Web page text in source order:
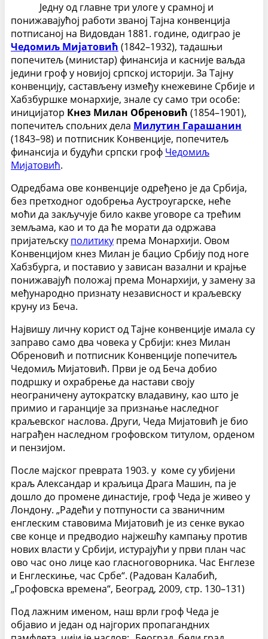
Једну од главне три улоге у срамној и
понижавајућој работи званој Тајна конвенција
потписаној на Видовдан 1881. године, одиграо је
Чедомиљ Мијатовић (1842–1932), тадашњи
попечитељ (министар) финансија и касније ваљда
једини гроф у новијој српској историји. За Тајну
конвенцију, састављену између кнежевине Србије и
Хабзбуршке монархије, знале су само три особе:
иницијатор Кнез Милан Обреновић (1854–1901),
попечитељ спољних дела Милутин Гарашанин
(1843–98) и потписник Конвенције, попечитељ
финансија и будући српски гроф Чедомиљ
Мијатовић.
Одредбама ове конвенције одређено је да Србија,
без претходног одобрења Аустроугарске, неће
моћи да закључује било какве уговоре са трећим
земљама, као и то да ће морати да одржава
пријатељску политику према Монархији. Овом
Конвенцијом кнез Милан је бацио Србију под ноге
Хабзбурга, и поставио у зависан вазални и крајње
понижавајућ положај према Монархији, у замену за
међународно признату независност и краљевску
круну из Беча.
Највишу личну корист од Тајне конвенције имала су
заправо само два човека у Србији: кнез Милан
Обреновић и потписник Конвенције попечитељ
Чедомиљ Мијатовић. Први је од Беча добио
подршку и охрабрење да настави своју
неограничену аутократску владавину, као што је
примио и гаранције за признање наследног
краљевског наслова. Други, Чеда Мијатовић је био
награђен наследном грофовском титулом, орденом
и пензијом.
После мајског преврата 1903. у коме су убијени
краљ Александар и краљица Драга Машин, па је
дошло до промене династије, гроф Чеда је живео у
Лондону. „Радећи у потпуности са званичним
енглеским ставовима Мијатовић је из сенке вукао
све конце и предводио најжешћу кампању против
нових власти у Србији, истурајући у први план час
ово час оно лице као гласноговорника. Час Енглезе
и Енглескиње, час Србе“. (Радован Калабић,
„Грофовска времена“, Београд, 2009, стр. 130–131)
Под лажним именом, наш врли гроф Чеда је
објавио и један од најгорих пропагандних